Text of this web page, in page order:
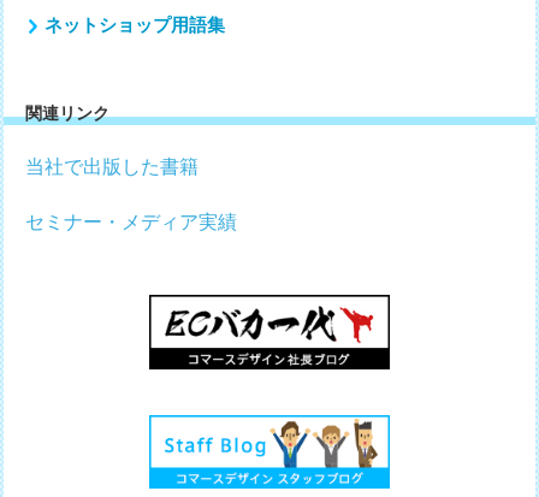
ネットショップ用語集
関連リンク
当社で出版した書籍
セミナー・メディア実績